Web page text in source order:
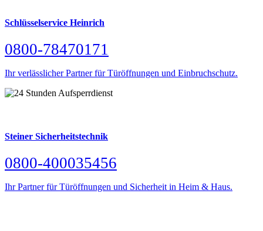
Schlüsselservice Heinrich
0800-78470171
Ihr verlässlicher Partner für Türöffnungen und Einbruchschutz.
Steiner Sicherheitstechnik
0800-400035456
Ihr Partner für Türöffnungen und Sicherheit in Heim & Haus.